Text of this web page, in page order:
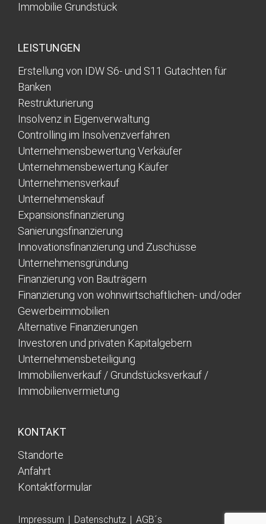
Immobilie Grundstück
LEISTUNGEN
Erstellung von IDW S6- und S11 Gutachten für
Banken
Restrukturierung
Insolvenz in Eigenverwaltung
Controlling im Insolvenzverfahren
Unternehmensbewertung Verkäufer
Unternehmensbewertung Käufer
Unternehmensverkauf
Unternehmenskauf
Expansionsfinanzierung
Sanierungsfinanzierung
Innovationsfinanzierung und Zuschüsse
Unternehmensgründung
Finanzierung von Bauträgern
Finanzierung von wohnwirtschaftlichen- und/oder
Gewerbeimmobilien
Alternative Finanzierungen
Investoren und privaten Kapitalgebern
Unternehmensbeteiligung
Immobilienverkauf / Grundstücksverkauf /
Immobilienvermietung
KONTAKT
Standorte
Anfahrt
Kontaktformular
Impressum Datenschutz AGB´s